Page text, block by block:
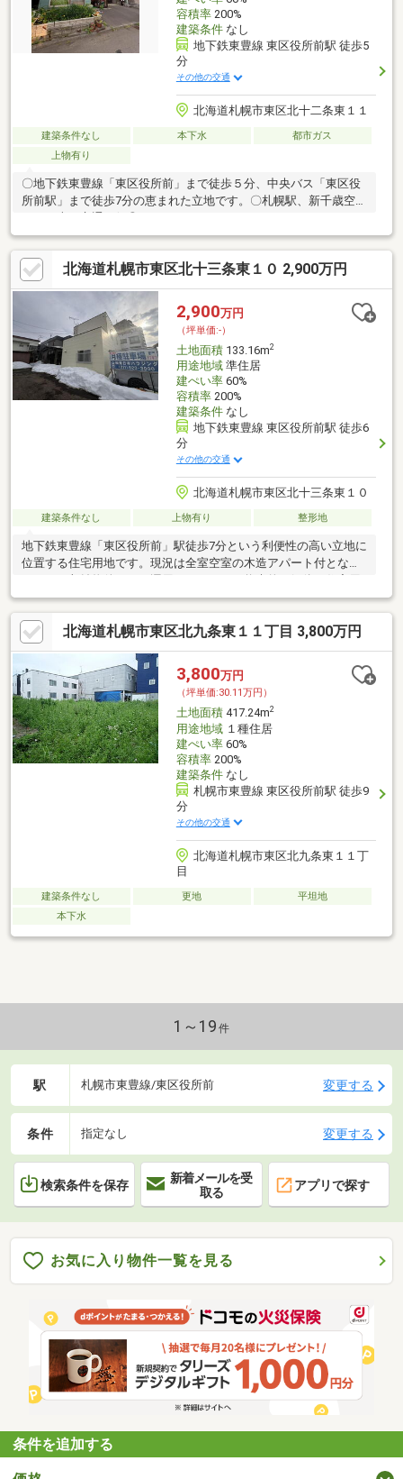
容積率200%
建築条件なし
地下鉄東豊線 東区役所前駅 徒歩5
分
その他の交通
北海道札幌市東区北十二条東１１
建築条件なし 本下水
都市ガス
上物有り
〇地下鉄東豊線「東区役所前」まで徒歩５分、中央バス「東区役
所前駅」まで徒歩7分の恵まれた立地です。〇札幌駅、新千歳空港
北海道札幌市東区北十三条東１０ 2,900万円
2,900万円
（坪単価:-）
土地面積133.16m2
用途地域準住居
建ぺい率60%
容積率200%
建築条件なし
地下鉄東豊線 東区役所前駅 徒歩6
分
その他の交通
北海道札幌市東区北十三条東１０
建築条件なし 上物有り 整形地
地下鉄東豊線「東区役所前」駅徒歩7分という利便性の高い立地に
位置する住宅用地です。現況は全室空室の木造アパート付となっ
地として利用することも可能な柔軟性のある物件です。約40坪の
整形地に近い使いやすい敷地で、建築プランの自由度も高く、自
己居住用や賃貸併用住宅など様々な用途に対応できます。周辺に
はマックスバリュ光星店やコンビニ、教育施設が揃っており、生
活環境も良好です。また、大学や高校も近く、将来的な賃貸需要
も期待できるエリアです。立地・将来性・活用幅を兼ね備えたお
すすめの一件です。
北海道札幌市東区北九条東１１丁目 3,800万円
3,800万円
（坪単価:30.11万円）
土地面積417.24m2
用途地域１種住居
建ぺい率60%
容積率200%
建築条件なし
札幌市東豊線 東区役所前駅 徒歩9
分
その他の交通
北海道札幌市東区北九条東１１丁
目
建築条件なし 更地
平坦地
本下水
1～19 件
駅 札幌市東豊線/東区役所前 変更する
条件 指定なし 変更する
検索条件を保存
新着メールを受
取る
アプリで探す
お気に入り物件一覧を見る
条件を追加する